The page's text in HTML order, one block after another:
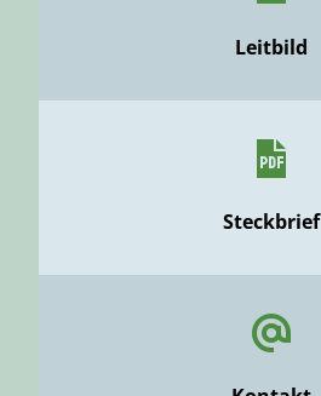
Leitbild
Steckbrief